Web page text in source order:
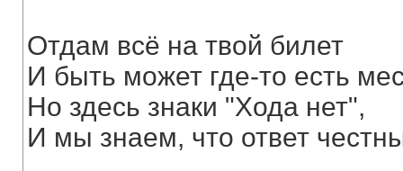
Отдам всё на твой билет
И быть может где-то есть
Но здесь знаки "Хода нет",
И мы знаем, что ответ